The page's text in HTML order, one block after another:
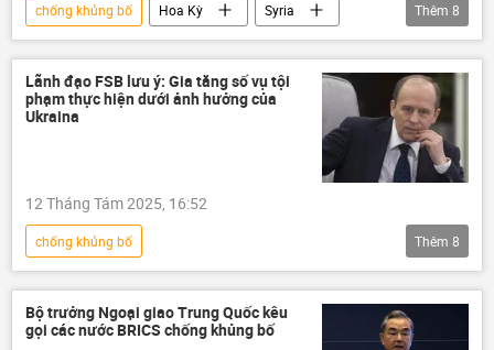
chống khủng bố Hoa Kỳ
Syria
Palmyra
thông tin
Thế giới
phương Tây
quân đội Mỹ
Donald Trump
Bộ Quốc phòng Mỹ
Thêm 8
Lãnh đạo FSB lưu ý: Gia tăng số vụ tội
phạm thực hiện dưới ảnh hưởng của
Ukraina
12 Tháng Tám 2025, 16:52
chống khủng bố
Chiến dịch quân sự đặc biệt tại Ukraina
FSB
Ukraina
Nga
Matxcơva
Thế giới
xung đột quân sự
Thêm 8
Bộ trưởng Ngoại giao Trung Quốc kêu
gọi các nước BRICS chống khủng bố